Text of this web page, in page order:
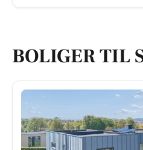
BOLIGER TIL